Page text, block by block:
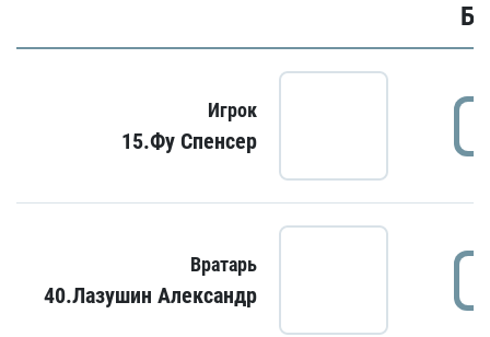
Игрок
15.Фу Спенсер
Вратарь
40.Лазушин Александр